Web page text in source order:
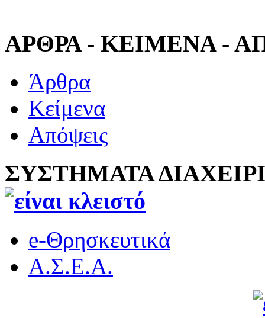
ΑΡΘΡΑ - ΚΕΙΜΕΝΑ -
Άρθρα
Κείμενα
Απόψεις
ΣΥΣΤΗΜΑΤΑ
e-Θρησκευτικά
Α.Σ.Ε.Α.